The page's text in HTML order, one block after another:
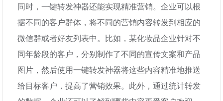
同时，一键转发神器还能实现精准营销。企业可以根
据不同的客户群体，将不同的营销内容转发到相应的
微信群或者好友列表中。比如，某化妆品企业针对不
同年龄段的客户，分别制作了不同的宣传文案和产品
图片，然后使用一键转发神器将这些内容精准地推送
给目标客户，提高了营销效果。此外，通过统计转发